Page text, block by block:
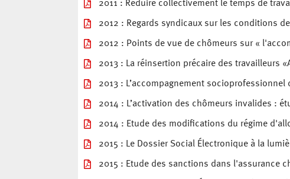
2011 : Réduire collectivement le temps de
2012 : Regards syndicaux sur les conditions
2012 : Points de vue de chômeurs sur «
2013 : La réinsertion précaire des travailleurs
2013 : L’accompagnement
2014 : L’activation des chômeurs invalides :
2014 : Etude des modifications du régime
2015 : Le Dossier Social Électronique à la
2015 : Etude des sanctions dans l'assurance